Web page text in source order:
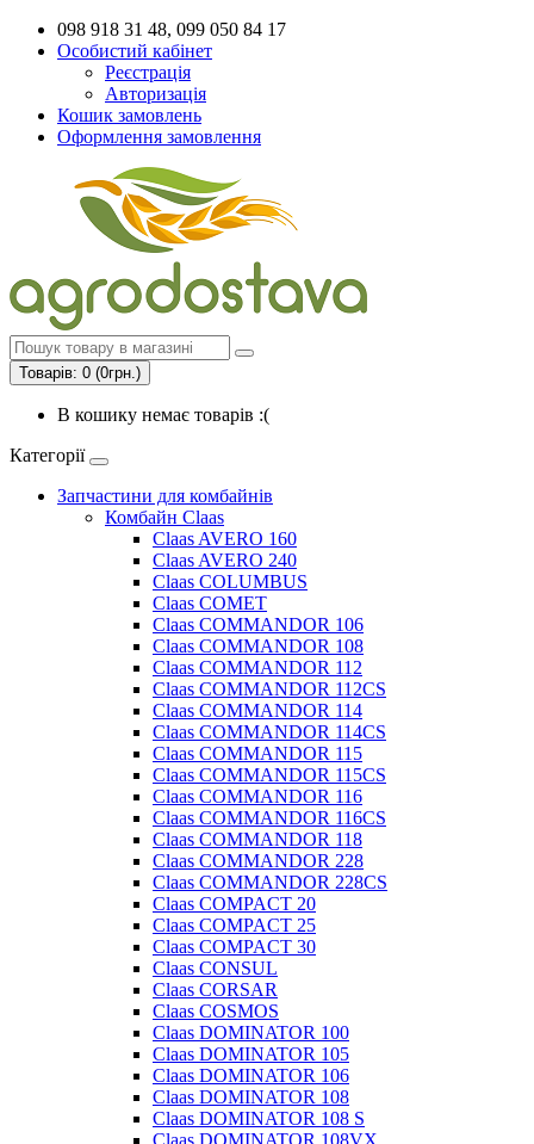
098 918 31 48, 099 050 84 17
Особистий кабінет
Реєстрація
Авторизація
Кошик замовлень
Оформлення замовлення
Товарів: 0 (0грн.)
В кошику немає товарів :(
Категорії
Запчастини для комбайнів
Комбайн Claas
Claas AVERO 160
Claas AVERO 240
Claas COLUMBUS
Claas COMET
Claas COMMANDOR 106
Claas COMMANDOR 108
Claas COMMANDOR 112
Claas COMMANDOR 112CS
Claas COMMANDOR 114
Claas COMMANDOR 114CS
Claas COMMANDOR 115
Claas COMMANDOR 115CS
Claas COMMANDOR 116
Claas COMMANDOR 116CS
Claas COMMANDOR 118
Claas COMMANDOR 228
Claas COMMANDOR 228CS
Claas COMPACT 20
Claas COMPACT 25
Claas COMPACT 30
Claas CONSUL
Claas CORSAR
Claas COSMOS
Claas DOMINATOR 100
Claas DOMINATOR 105
Claas DOMINATOR 106
Claas DOMINATOR 108
Claas DOMINATOR 108 S
Claas DOMINATOR 108VX